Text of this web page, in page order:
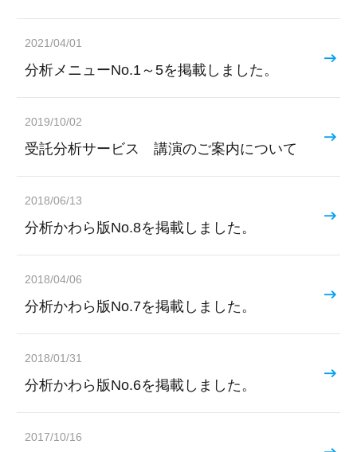
2021/04/01
分析メニューNo.1～5を掲載しました。
2019/10/02
受託分析サービス 講演のご案内について
2018/06/13
分析かわら版No.8を掲載しました。
2018/04/06
分析かわら版No.7を掲載しました。
2018/01/31
分析かわら版No.6を掲載しました。
2017/10/16